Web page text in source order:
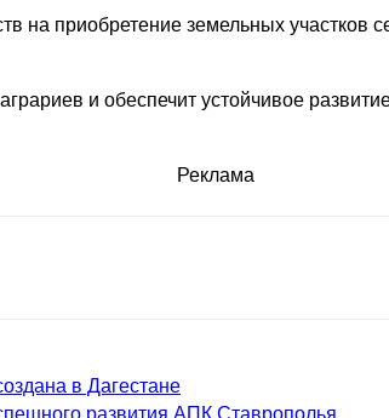
на приобретение земельных участков
и обеспечит устойчивое
Реклама
в Дагестане